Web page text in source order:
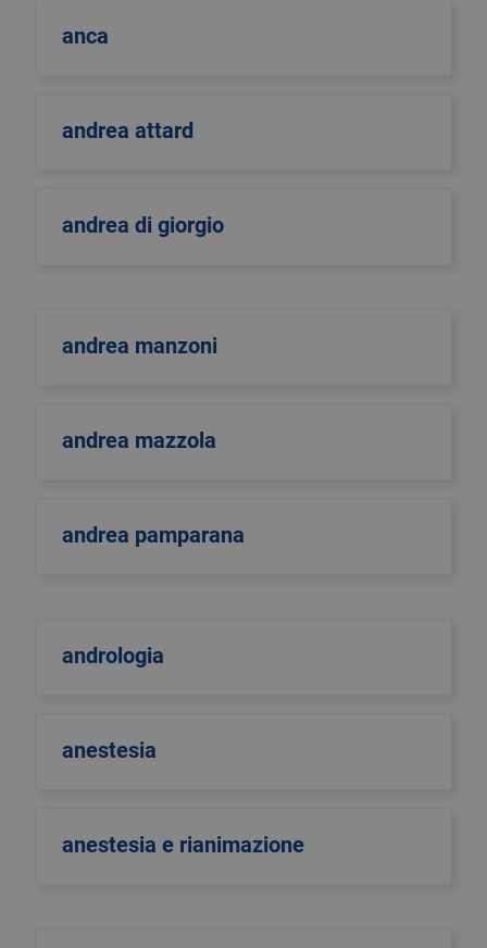
anca
andrea attard
andrea di giorgio
andrea manzoni
andrea mazzola
andrea pamparana
andrologia
anestesia
anestesia e rianimazione